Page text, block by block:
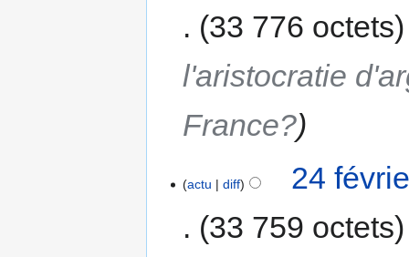
33 776 octets
l'aristocratie
France?
actu diff
24
33 759 octets